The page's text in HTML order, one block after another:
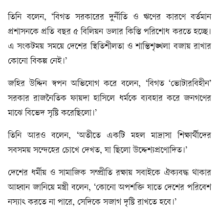
তিনি বলেন, ‘বিগত সরকারের দুর্নীতি ও ঋণের কারণে বর্তমান
প্রশাসনকে প্রতি বছর ৫ বিলিয়ন ডলার কিস্তি পরিশোধ করতে হচ্ছে।
এ সংকটময় সময়ে দেশের স্থিতিশীলতা ও শান্তিশৃঙ্খলা বজায় রাখার
কোনো বিকল্প নেই।’
জহির উদ্দিন স্বপন অভিযোগ করে বলেন, ‘বিগত ‘ভোটারবিহীন’
সরকার রাজনৈতিক ফায়দা হাসিলে ধর্মকে ব্যবহার করে জনগণের
মাঝে বিভেদ সৃষ্টি করেছিলো।’
তিনি আরও বলেন, ‘অতীতে একটি মহল মাদ্রাসা শিক্ষার্থীদের
সবসময় সন্দেহের চোখে দেখত, যা ছিলো উদ্দেশ্যপ্রণোদিত।’
দেশের ধর্মীয় ও সামাজিক সম্প্রীতি রক্ষায় সবাইকে ঐক্যবদ্ধ থাকার
আহ্বান জানিয়ে মন্ত্রী বলেন, ‘কোনো অপশক্তি যাতে দেশের পরিবেশ
নস্যাৎ করতে না পারে, সেদিকে সজাগ দৃষ্টি রাখতে হবে।’